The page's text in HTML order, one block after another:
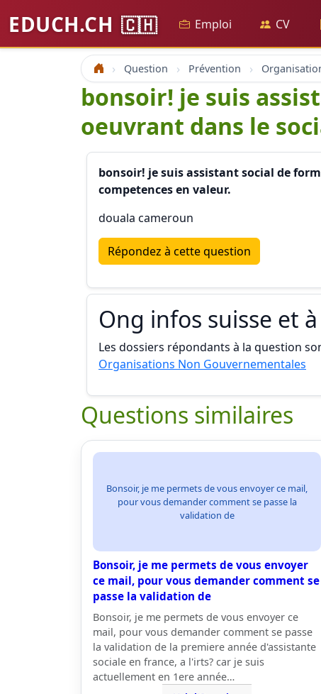
EDUCH.CH 🇨🇭 Emploi CV
Accueil Question Prévention
bonsoir! je suis
oeuvrant dans le
bonsoir! je suis assistant social de
competences en valeur.
douala cameroun
Répondez à cette question
Ong infos suisse et
Les dossiers répondants à la question
Organisations Non Gouvernementales
Questions similaires
Bonsoir, je me permets de vous envoyer ce mail,
pour vous demander comment se passe la
validation de
Bonsoir, je me permets de vous envoyer
ce mail, pour vous demander comment se
passe la validation de
Bonsoir, je me permets de vous envoyer ce
mail, pour vous demander comment se passe
la validation de la premiere année d'assistante
sociale en france, a l'irts? car je suis
actuellement en 1ere année…